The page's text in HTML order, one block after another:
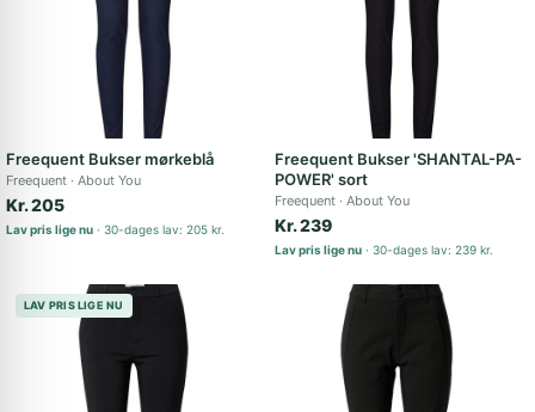
Freequent Bukser mørkeblå
Freequent About You
Kr. 205
Lav pris lige nu 30-dages lav: 205 kr.
Freequent Bukser 'SHANTAL-PA-
POWER' sort
Freequent About You
Kr. 239
Lav pris lige nu 30-dages lav: 239 kr.
LAV PRIS LIGE NU